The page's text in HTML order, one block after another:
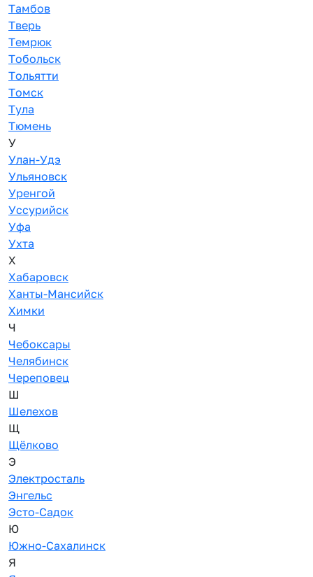
Тамбов
Тверь
Темрюк
Тобольск
Тольятти
Томск
Тула
Тюмень
У
Улан-Удэ
Ульяновск
Уренгой
Уссурийск
Уфа
Ухта
Х
Хабаровск
Ханты-Мансийск
Химки
Ч
Чебоксары
Челябинск
Череповец
Ш
Шелехов
Щ
Щёлково
Э
Электросталь
Энгельс
Эсто-Садок
Ю
Южно-Сахалинск
Я